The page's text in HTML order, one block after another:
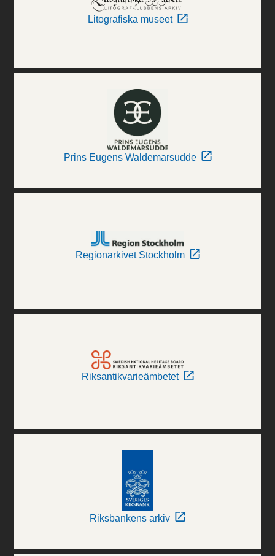
Litografiska museet
Prins Eugens Waldemarsudde
Regionarkivet Stockholm
Riksantikvarieämbetet
Riksbankens arkiv